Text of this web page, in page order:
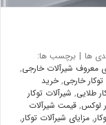
برچسب ها:
شیرآلات خارجی,
خارجی,خرید
,شیرآلات توکار
,قیمت شیرآلات
مزایای شیرآلات توکار,